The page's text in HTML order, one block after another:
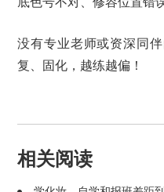
没有专业老师或资深同
复、固化，越练越偏！
相关阅读